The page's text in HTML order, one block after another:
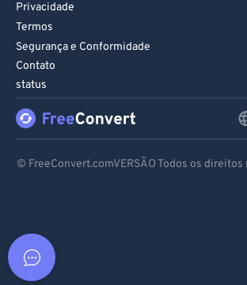
Privacidade
Termos
Segurança e Conformidade
Contato
status
© FreeConvert.comVERSÃO Todos os